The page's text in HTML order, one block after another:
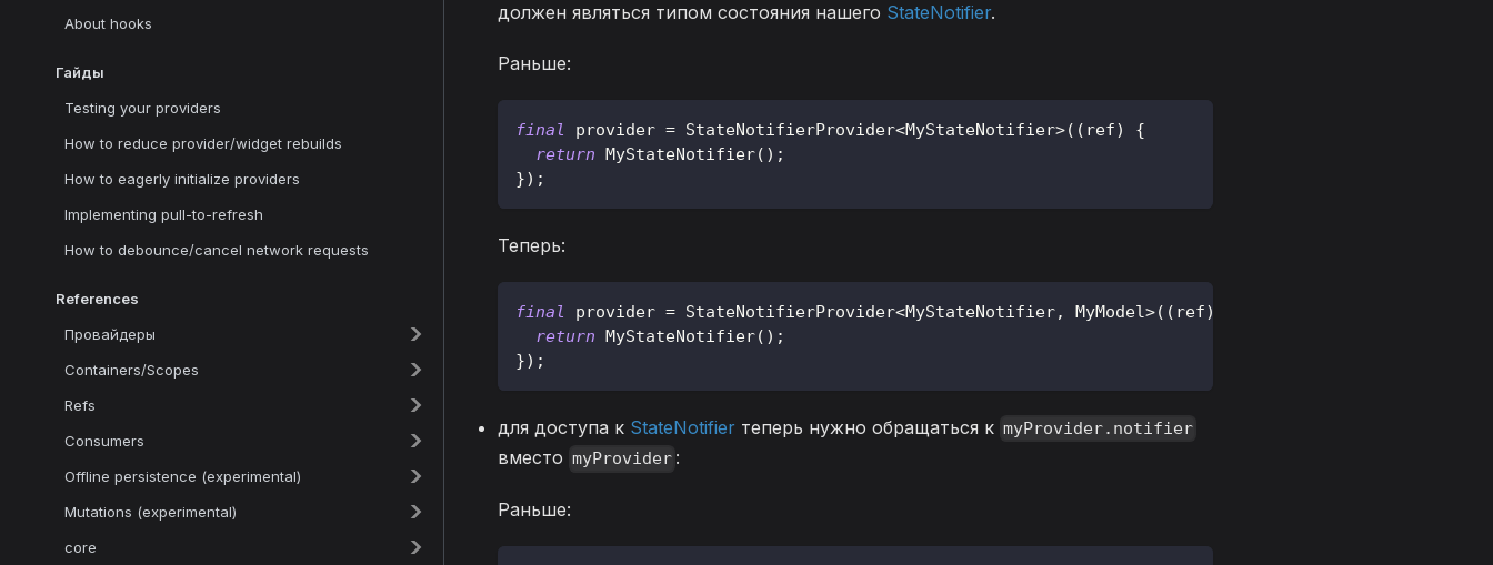
About hooks
Гайды
Testing your providers
How to reduce provider/widget rebuilds
How to eagerly initialize providers
Implementing pull-to-refresh
How to debounce/cancel network requests
References
Провайдеры
Containers/Scopes
Refs
Consumers
Offline persistence (experimental)
Mutations (experimental)
core
должен являться типом состояния нашего StateNotifier.
Раньше:
final provider = StateNotifierProvider<MyStateNotifier>( ( ref)
{
return MyStateNotifier( ) ;
}) ;
Теперь:
final provider = StateNotifierProvider<MyStateNotifier, MyModel>( ( ref)
return MyStateNotifier( ) ;
}) ;
для доступа к StateNotifier теперь нужно обращаться к myProvider.notifier
вместо myProvider :
Раньше: